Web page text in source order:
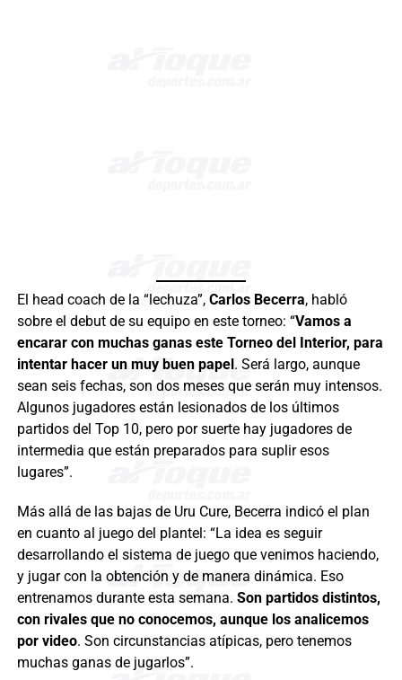
El head coach de la “lechuza”, Carlos Becerra, habló
sobre el debut de su equipo en este torneo: “Vamos a
encarar con muchas ganas este Torneo del Interior, para
intentar hacer un muy buen papel. Será largo, aunque
sean seis fechas, son dos meses que serán muy intensos.
Algunos jugadores están lesionados de los últimos
partidos del Top 10, pero por suerte hay jugadores de
intermedia que están preparados para suplir esos
lugares”.
Más allá de las bajas de Uru Cure, Becerra indicó el plan
en cuanto al juego del plantel: “La idea es seguir
desarrollando el sistema de juego que venimos haciendo,
y jugar con la obtención y de manera dinámica. Eso
entrenamos durante esta semana. Son partidos distintos,
con rivales que no conocemos, aunque los analicemos
por video. Son circunstancias atípicas, pero tenemos
muchas ganas de jugarlos”.